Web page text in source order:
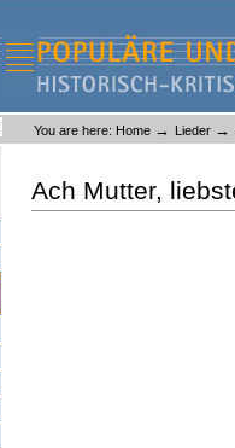
Liederlexikon
You are here: Home → Lieder →
Ach Mutter,